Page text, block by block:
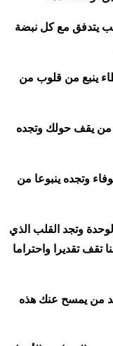
يتدفق مع كل نبضة
ينبع من قلوب من
من يقف حولك وتجده
وتجده ينبوعا من
وتجد القلب الذي
تقف تقديرا واحتراما
من يمسح عنك هذه